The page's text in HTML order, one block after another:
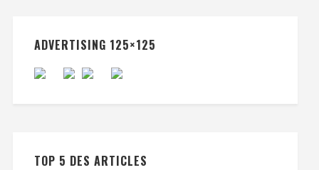
ADVERTISING 125×125
TOP 5 DES ARTICLES